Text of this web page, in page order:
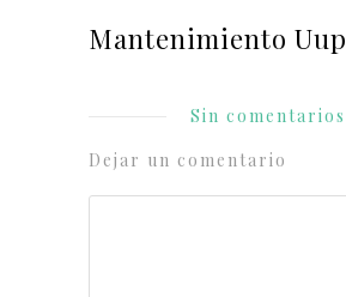
Mantenimiento Uup
Sin comentarios
Dejar un comentario